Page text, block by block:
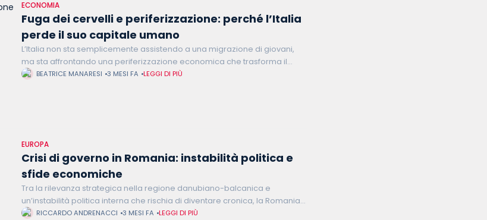
ECONOMIA
Fuga dei cervelli e periferizzazione: perché l’Italia
perde il suo capitale umano
L’Italia non sta semplicemente assistendo a una migrazione di giovani,
ma sta affrontando una periferizzazione economica che trasforma il
Paese in un esportatore di valore a fondo perduto. Questo articolo
BEATRICE MANARESI 3 MESI FA LEGGI DI PIÙ
EUROPA
Crisi di governo in Romania: instabilità politica e
sfide economiche
Tra la rilevanza strategica nella regione danubiano-balcanica e
un’instabilità politica interna che rischia di diventare cronica, la Romania
attraversa oggi un periodo di crisi decisivo che rischia di mettere alla
RICCARDO ANDRENACCI 3 MESI FA LEGGI DI PIÙ